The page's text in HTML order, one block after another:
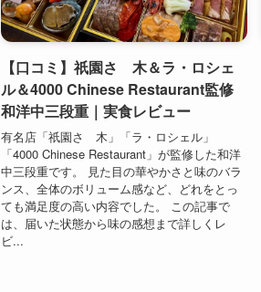
【口コミ】祇園さゝ木＆ラ・ロシェ
ル＆4000 Chinese Restaurant監修
和洋中三段重｜実食レビュー
有名店「祇園さゝ木」「ラ・ロシェル」
「4000 Chinese Restaurant」が監修した和洋
中三段重です。 見た目の華やかさと味のバラ
ンス、全体のボリューム感など、どれをとっ
ても満足度の高い内容でした。 この記事で
は、届いた状態から味の感想まで詳しくレ
ビ...